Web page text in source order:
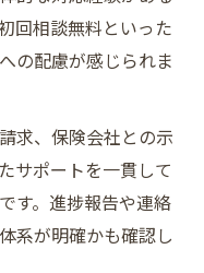
回相談無料といった
の配慮が感じられま
求、保険会社との示
サポートを一貫して
す。進捗報告や連絡
系が明確かも確認し